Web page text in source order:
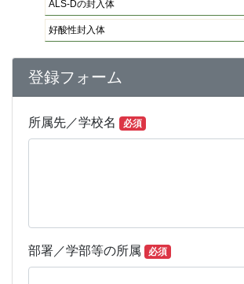
ALS-Dの封入体
好酸性封入体
登録フォーム
ALS
所属先／学校名 必須
部署／学部等の所属 必須